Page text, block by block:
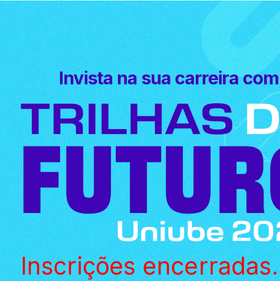
Invista na sua carreira com
Inscrições encerradas.